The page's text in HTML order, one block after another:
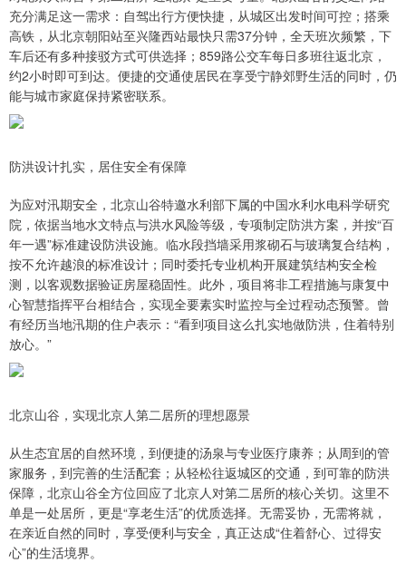
充分满足这一需求：自驾出行方便快捷，从城区出发时间可控；搭乘
高铁，从北京朝阳站至兴隆西站最快只需37分钟，全天班次频繁，下
车后还有多种接驳方式可供选择；859路公交车每日多班往返北京，
约2小时即可到达。便捷的交通使居民在享受宁静郊野生活的同时，仍
能与城市家庭保持紧密联系。
防洪设计扎实，居住安全有保障
为应对汛期安全，北京山谷特邀水利部下属的中国水利水电科学研究
院，依据当地水文特点与洪水风险等级，专项制定防洪方案，并按“百
年一遇”标准建设防洪设施。临水段挡墙采用浆砌石与玻璃复合结构，
按不允许越浪的标准设计；同时委托专业机构开展建筑结构安全检
测，以客观数据验证房屋稳固性。此外，项目将非工程措施与康复中
心智慧指挥平台相结合，实现全要素实时监控与全过程动态预警。曾
有经历当地汛期的住户表示：“看到项目这么扎实地做防洪，住着特别
放心。”
北京山谷，实现北京人第二居所的理想愿景
从生态宜居的自然环境，到便捷的汤泉与专业医疗康养；从周到的管
家服务，到完善的生活配套；从轻松往返城区的交通，到可靠的防洪
保障，北京山谷全方位回应了北京人对第二居所的核心关切。这里不
单是一处居所，更是“享老生活”的优质选择。无需妥协，无需将就，
在亲近自然的同时，享受便利与安全，真正达成“住着舒心、过得安
心”的生活境界。